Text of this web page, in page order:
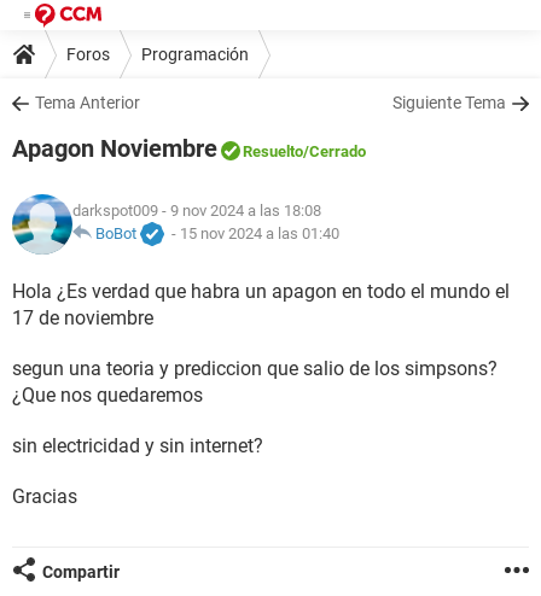
Foros Programación
Tema Anterior Siguiente Tema
Apagon Noviembre Resuelto/Cerrado
darkspot009 - 9 nov 2024 a las 18:08
BoBot
- 15 nov 2024 a las 01:40
Hola ¿Es verdad que habra un apagon en todo el mundo el
17 de noviembre
segun una teoria y prediccion que salio de los simpsons?
¿Que nos quedaremos
sin electricidad y sin internet?
Gracias
Compartir